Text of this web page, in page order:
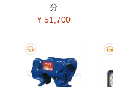
分
¥ 51,700